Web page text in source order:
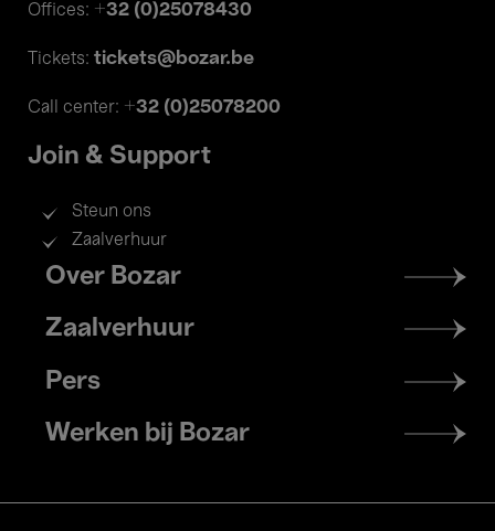
Offices: +32 (0)25078430
Tickets: tickets@bozar.be
Call center: +32 (0)25078200
Join & Support
Steun ons
Zaalverhuur
Footer
menu
Over Bozar
Zaalverhuur
Pers
Werken bij Bozar